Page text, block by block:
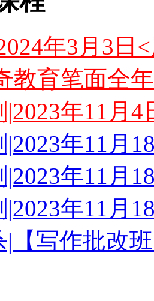
年3月3日
教育笔面全
年11月
年11月
年11月
年11月
|【写作批改